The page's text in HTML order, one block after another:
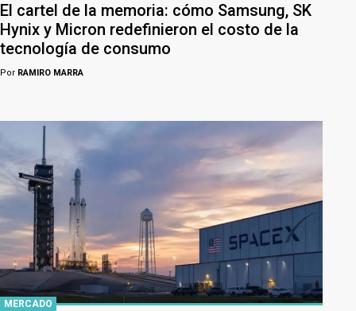
El cartel de la memoria: cómo Samsung, SK
Hynix y Micron redefinieron el costo de la
tecnología de consumo
Por RAMIRO MARRA
MERCADO